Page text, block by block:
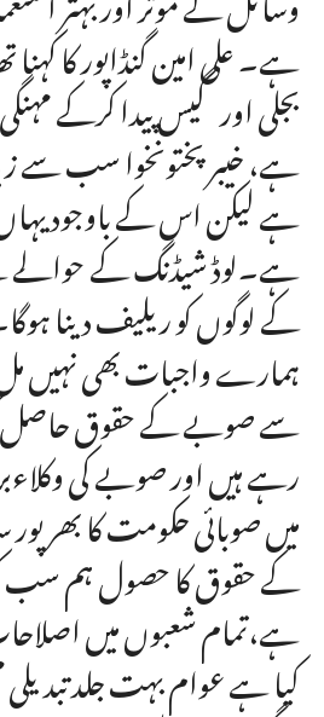
ہے۔ علی امین گنڈاپور کا کہنا
بجلی اور گیس پیدا کرکے
ہے، خیبر پختونخوا سب سے
ہے لیکن اس کے باوجود
ہے۔لوڈ شیڈنگ کے حوالے
کے لوگوں کو ریلیف دینا
ہمارے واجبات بھی نہیں
سے صوبے کے حقوق حاصل
رہے ہیں اور صوبے کی
میں صوبائی حکومت کا بھر
کے حقوق کا حصول ہم سب
ہے،تمام شعبوں میں
کیا ہے عوام بہت جلد